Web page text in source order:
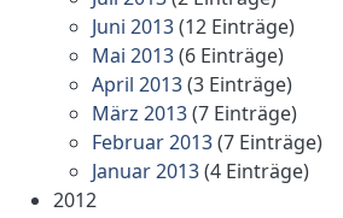
Juni 2013(12 Einträge)
Mai 2013(6 Einträge)
April 2013(3 Einträge)
März 2013(7 Einträge)
Februar 2013(7 Einträge)
Januar 2013(4 Einträge)
2012